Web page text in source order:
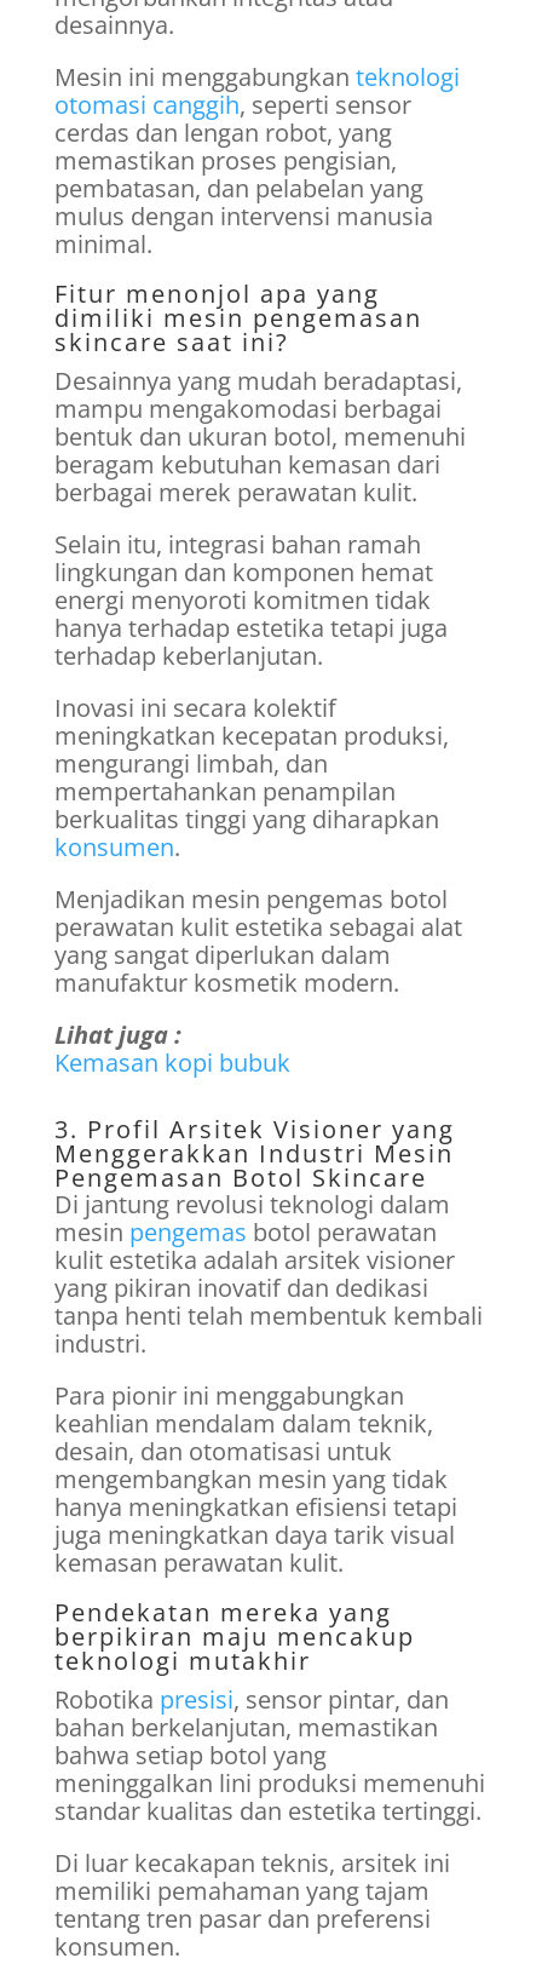
desainnya.
Mesin ini menggabungkan teknologi
otomasi canggih, seperti sensor
cerdas dan lengan robot, yang
memastikan proses pengisian,
pembatasan, dan pelabelan yang
mulus dengan intervensi manusia
minimal.
Fitur menonjol apa yang
dimiliki mesin pengemasan
skincare saat ini?
Desainnya yang mudah beradaptasi,
mampu mengakomodasi berbagai
bentuk dan ukuran botol, memenuhi
beragam kebutuhan kemasan dari
berbagai merek perawatan kulit.
Selain itu, integrasi bahan ramah
lingkungan dan komponen hemat
energi menyoroti komitmen tidak
hanya terhadap estetika tetapi juga
terhadap keberlanjutan.
Inovasi ini secara kolektif
meningkatkan kecepatan produksi,
mengurangi limbah, dan
mempertahankan penampilan
berkualitas tinggi yang diharapkan
konsumen.
Menjadikan mesin pengemas botol
perawatan kulit estetika sebagai alat
yang sangat diperlukan dalam
manufaktur kosmetik modern.
Lihat juga :
Kemasan kopi bubuk
3. Profil Arsitek Visioner yang
Menggerakkan Industri Mesin
Pengemasan Botol Skincare
Di jantung revolusi teknologi dalam
mesin pengemas botol perawatan
kulit estetika adalah arsitek visioner
yang pikiran inovatif dan dedikasi
tanpa henti telah membentuk kembali
industri.
Para pionir ini menggabungkan
keahlian mendalam dalam teknik,
desain, dan otomatisasi untuk
mengembangkan mesin yang tidak
hanya meningkatkan efisiensi tetapi
juga meningkatkan daya tarik visual
kemasan perawatan kulit.
Pendekatan mereka yang
berpikiran maju mencakup
teknologi mutakhir
Robotika presisi, sensor pintar, dan
bahan berkelanjutan, memastikan
bahwa setiap botol yang
meninggalkan lini produksi memenuhi
standar kualitas dan estetika tertinggi.
Di luar kecakapan teknis, arsitek ini
memiliki pemahaman yang tajam
tentang tren pasar dan preferensi
konsumen.